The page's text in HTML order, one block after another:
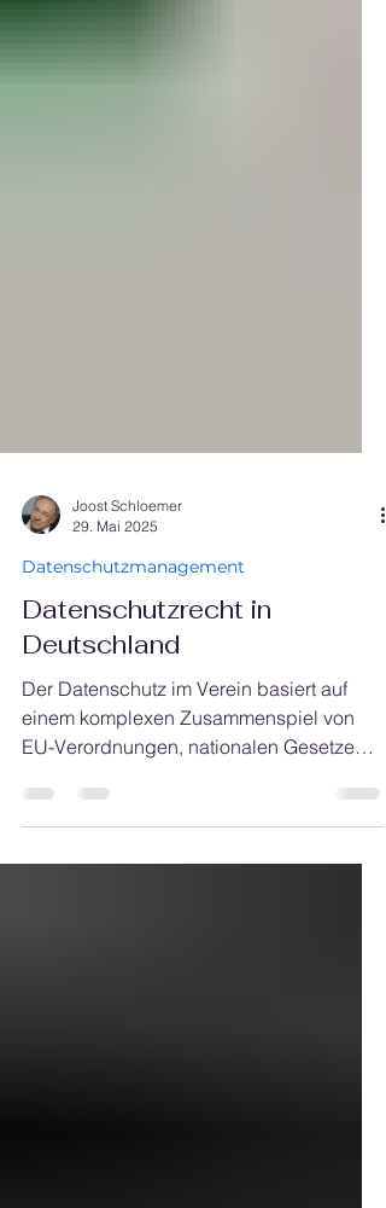
Joost Schloemer
29. Mai 2025
Datenschutzrecht in
Deutschland
Der Datenschutz im Verein basiert auf
einem komplexen Zusammenspiel von